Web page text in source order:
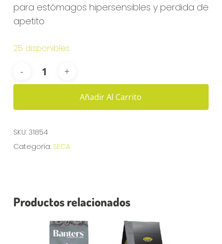
para estómagos hipersensibles y perdida de
apetito
25 disponibles
Añadir Al Carrito
SKU: 31854
Categoría: SECA
Productos relacionados